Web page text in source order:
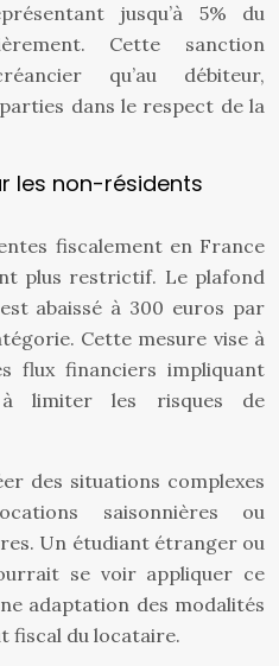
jusqu’à 5% du
Cette sanction
qu’au débiteur,
dans le respect de la
les non-résidents
fiscalement en France
plus restrictif. Le plafond
abaissé à 300 euros par
Cette mesure vise à
flux financiers impliquant
limiter les risques de
des situations complexes
saisonnières ou
Un étudiant étranger ou
se voir appliquer ce
adaptation des modalités
fiscal du locataire.